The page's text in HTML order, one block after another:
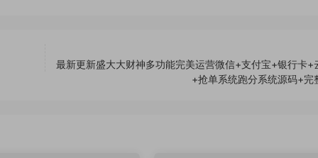
最新更新盛大大财神多功能完美运营微信+支付宝+银行卡+
+抢单系统跑分系统源码+完